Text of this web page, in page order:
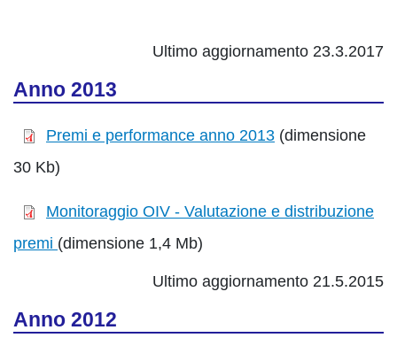
Ultimo aggiornamento 23.3.2017
Anno 2013
Premi e performance anno 2013 (dimensione
30 Kb)
Monitoraggio OIV - Valutazione e distribuzione
premi (dimensione 1,4 Mb)
Ultimo aggiornamento 21.5.2015
Anno 2012